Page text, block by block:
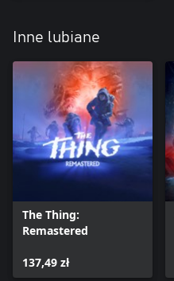
Inne lubiane
The Thing:
Remastered
137,49 zł